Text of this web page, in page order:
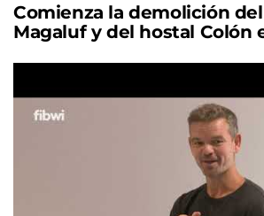
Comienza la demolición
Magaluf y del hostal Colón